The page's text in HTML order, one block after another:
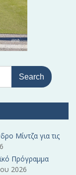
Μίντζα για τις
Πρόγραμμα
2026